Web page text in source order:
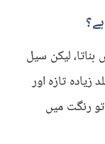
بناتا، لیکن سیل
تازہ اور
رنگت میں